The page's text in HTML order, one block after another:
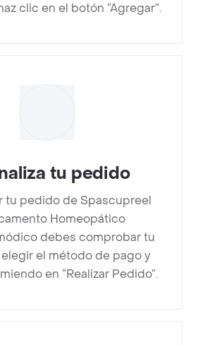
clic en el botón “Agregar”.
tu pedido
tu pedido de Spascupreel
Homeopático
debes comprobar tu
el método de pago y
en “Realizar Pedido”.